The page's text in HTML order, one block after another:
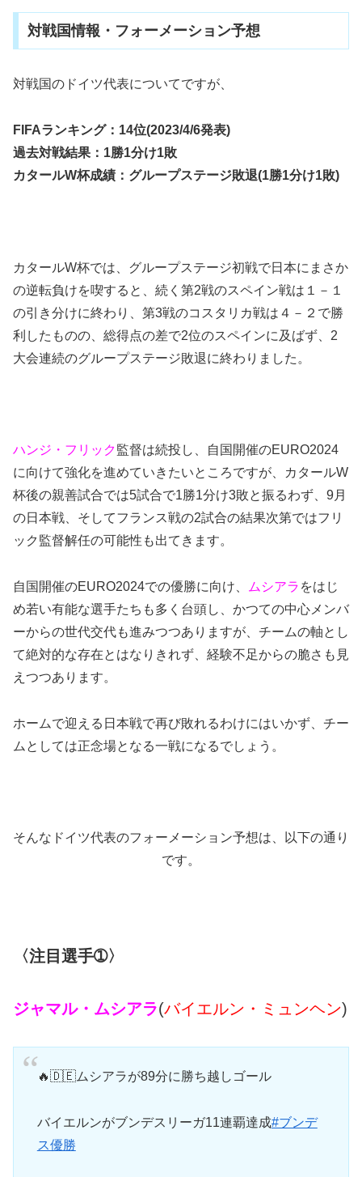
対戦国情報・フォーメーション予想
対戦国のドイツ代表についてですが、
FIFAランキング：14位(2023/4/6発表)
過去対戦結果：1勝1分け1敗
カタールW杯成績：グループステージ敗退(1勝1分け1敗)
カタールW杯では、グループステージ初戦で日本にまさか
の逆転負けを喫すると、続く第2戦のスペイン戦は１－１
の引き分けに終わり、第3戦のコスタリカ戦は４－２で勝
利したものの、総得点の差で2位のスペインに及ばず、2
大会連続のグループステージ敗退に終わりました。
ハンジ・フリック監督は続投し、自国開催のEURO2024
に向けて強化を進めていきたいところですが、カタールW
杯後の親善試合では5試合で1勝1分け3敗と振るわず、9月
の日本戦、そしてフランス戦の2試合の結果次第ではフリ
ック監督解任の可能性も出てきます。
自国開催のEURO2024での優勝に向け、 ムシアラ をはじ
め若い有能な選手たちも多く台頭し、かつての中心メンバ
ーからの世代交代も進みつつありますが、チームの軸とし
て絶対的な存在とはなりきれず、経験不足からの脆さも見
えつつあります。
ホームで迎える日本戦で再び敗れるわけにはいかず、チー
ムとしては正念場となる一戦になるでしょう。
そんなドイツ代表のフォーメーション予想は、以下の通り
です。
〈注目選手➀〉
ジャマル・ムシアラ(バイエルン・ミュンヘン)
🔥🇩🇪ムシアラが89分に勝ち越しゴール
バイエルンがブンデスリーガ11連覇達成#ブンデ
ス優勝